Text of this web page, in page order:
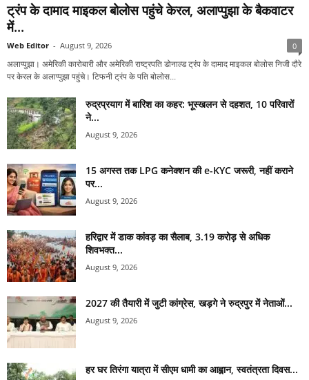
ट्रंप के दामाद माइकल बोलोस पहुंचे केरल, अलाप्पुझा के बैकवाटर
में...
Web Editor - August 9, 2026 0
अलाप्पुझा। अमेरिकी कारोबारी और अमेरिकी राष्ट्रपति डोनाल्ड ट्रंप के दामाद माइकल बोलोस निजी दौरे
पर केरल के अलाप्पुझा पहुंचे। टिफनी ट्रंप के पति बोलोस...
रुद्रप्रयाग में बारिश का कहर: भूस्खलन से दहशत, 10 परिवारों
ने...
August 9, 2026
15 अगस्त तक LPG कनेक्शन की e-KYC जरूरी, नहीं कराने
पर...
August 9, 2026
हरिद्वार में डाक कांवड़ का सैलाब, 3.19 करोड़ से अधिक
शिवभक्त...
August 9, 2026
2027 की तैयारी में जुटी कांग्रेस, खड़गे ने रुद्रपुर में नेताओं...
August 9, 2026
हर घर तिरंगा यात्रा में सीएम धामी का आह्वान, स्वतंत्रता दिवस...